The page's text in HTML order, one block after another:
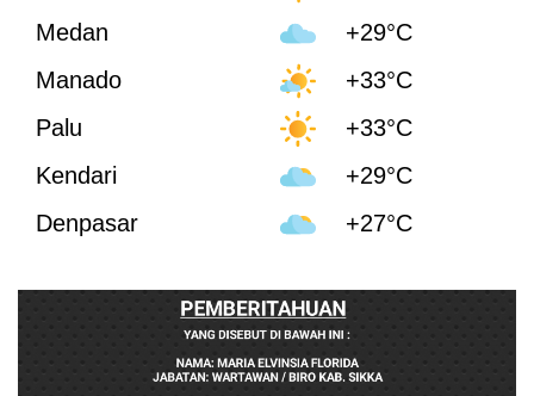
Medan
+29°C
Manado
+33°C
Palu
+33°C
Kendari
+29°C
Denpasar
+27°C